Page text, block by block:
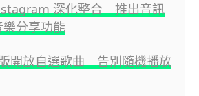
深化整合 推出音訊
分享功能
開放自選歌曲 告別隨機播放